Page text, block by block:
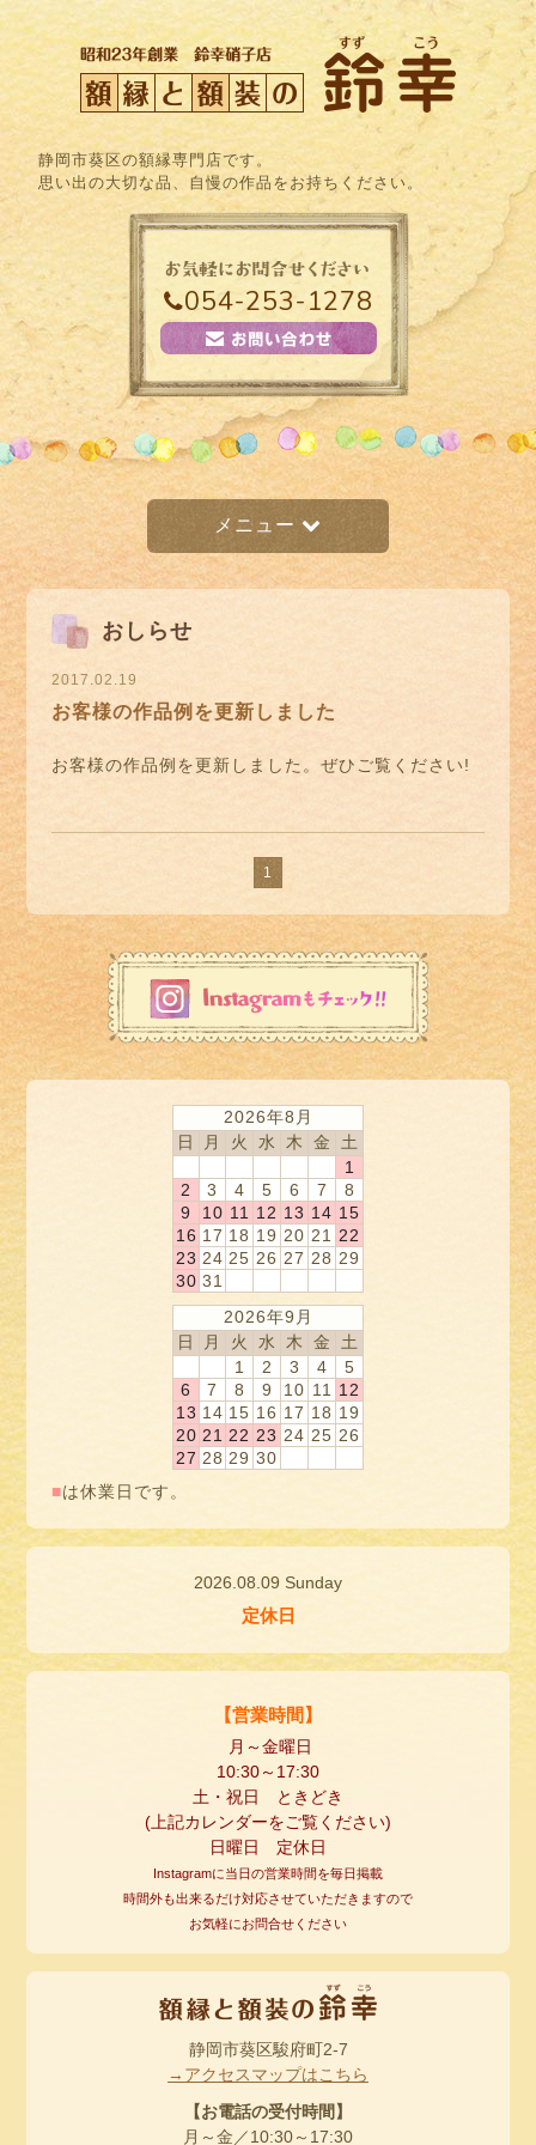
静岡市葵区の額縁専門店です。
思い出の大切な品、自慢の作品をお持ちください。
054-253-1278
メニュー
おしらせ
2017.02.19
お客様の作品例を更新しました
お客様の作品例を更新しました。ぜひご覧ください!
1
2026年8月
日
月 火 水 木 金
土
1
2
3 4 5 6 7
8
9
10 11 12 13 14 15
16 17 18 19 20 21
22
23 24 25 26 27 28 29
30 31
2026年9月
日
月 火 水 木 金
土
1
2 3 4
5
6
7 8 9 10 11
12
13 14 15 16 17 18 19
20 21 22 23 24 25 26
27 28 29 30
■は休業日です。
2026.08.09 Sunday
定休日
【営業時間】
月～金曜日
10:30～ 17:30
土・祝日 ときどき
( 上記カレンダーをご覧ください)
日曜日 定休日
Instagramに当日の営業時間を毎日掲載
時間外も出来るだけ対応させていただきますので
お気軽にお問合せください
静岡市葵区駿府町2-7
→アクセスマップはこちら
【お電話の受付時間】
月～金／10:30～17:30